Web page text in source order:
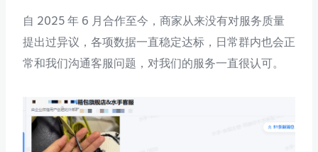
自 2025 年 6 月合作至今，商家从来没有对服务质量
提出过异议，各项数据一直稳定达标，日常群内也会正
常和我们沟通客服问题，对我们的服务一直很认可。